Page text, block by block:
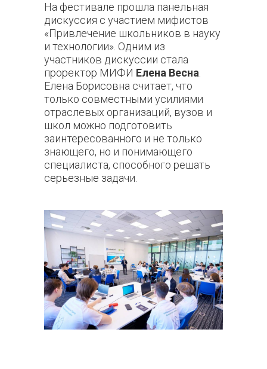
На фестивале прошла панельная
дискуссия с участием мифистов
«Привлечение школьников в науку
и технологии». Одним из
участников дискуссии стала
проректор МИФИ Елена Весна
Елена Борисовна считает, что
только совместными усилиями
отраслевых организаций, вузов и
школ можно подготовить
заинтересованного и не только
знающего, но и понимающего
специалиста, способного решать
серьезные задачи.